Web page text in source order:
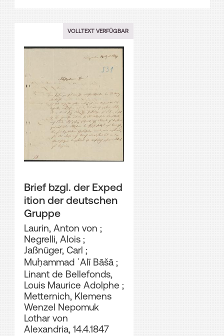
VOLLTEXT VERFÜGBAR
Brief bzgl. der Exped
ition der deutschen
Gruppe
Laurin, Anton von ;
Negrelli, Alois;
Jaßnüger, Carl ;
Muḥammad ʿAlī Bāšā;
Linant de Bellefonds,
Louis Maurice Adolphe ;
Metternich, Klemens
Wenzel Nepomuk
Lothar von
Alexandria, 14.4.1847